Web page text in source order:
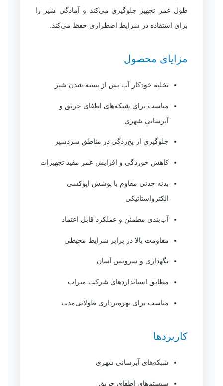
طول عمر تجهیز جلوگیری می‌کند و آمادگی شیر را
برای استفاده در شرایط اضطراری حفظ می‌کند.
مزایای محصول
تخلیه خودکار آب پس از بسته شدن شیر
مناسب برای شبکه‌های اطفای حریق و
آبرسانی شهری
جلوگیری از یخ‌زدگی در مناطق سردسیر
کاهش خوردگی و افزایش عمر مفید تجهیزات
بدنه چدنی مقاوم با پوشش اپوکسی
الکترواستاتیکی
آب‌بندی مطمئن و عملکرد قابل اعتماد
مقاومت بالا در برابر شرایط محیطی
نگهداری و سرویس آسان
مطابق استانداردهای شرکت میراب
مناسب برای بهره‌برداری طولانی‌مدت
کاربردها
شبکه‌های آبرسانی شهری
سیستم‌های اطفای حریق